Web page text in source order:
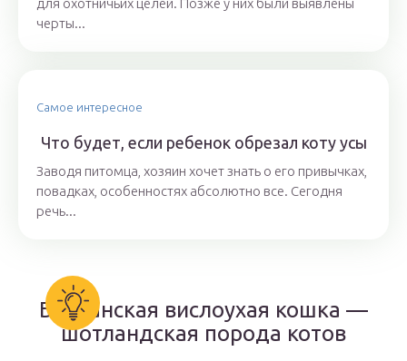
для охотничьих целей. Позже у них были выявлены
черты...
Самое интересное
Что будет, если ребенок обрезал коту усы
Заводя питомца, хозяин хочет знать о его привычках,
повадках, особенностях абсолютно все. Сегодня
речь...
Британская вислоухая кошка —
шотландская порода котов